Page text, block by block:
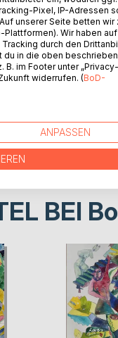
humorously, but
I was able to detect
years with a
at the 'Alte
suburb of Sievering.
Africa, where I've
Nordic Walking as a
the extent of the
I also listened to
BEI
Pixel, IP-Adressen
unserer Seite betten wir
Wir haben
durch den
du in die oben
B. im Footer unter „Privacy-
widerrufen. (BoD-
ANPASSEN